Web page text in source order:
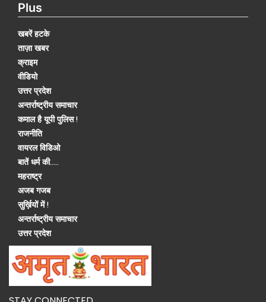
Plus
खबरें हटके
ताज़ा खबर
क्राइम
वीडियो
उत्तर प्रदेश
अन्तर्राष्ट्रीय समाचार
कमाल है यूपी पुलिस !
राजनीति
वायरल विडिओ
बातें धर्म की.....
महराष्ट्र
अजब गजब
सुर्ख़ियों में !
अन्तर्राष्ट्रीय समाचार
उत्तर प्रदेश